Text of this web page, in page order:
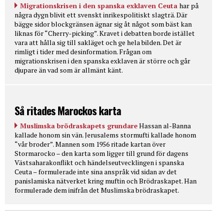
Migrationskrisen i den spanska exklaven Ceuta har på
några dygn blivit ett svenskt inrikespolitiskt slagträ. Där
bägge sidor blockgränsen ägnar sig åt något som bäst kan
liknas för “Cherry-picking”. Kravet i debatten borde istället
vara att hålla sig till sakläget och ge hela bilden. Det är
rimligt i tider med desinformation. Frågan om
migrationskrisen i den spanska exklaven är större och går
djupare än vad som är allmänt känt.
Så ritades Marockos karta
Muslimska brödraskapets grundareHassan al-Banna
kallade honom sin vän. Jerusalems stormufti kallade honom
“vår broder”. Mannen som 1956 ritade kartan över
Stormarocko – den karta som ligger till grund för dagens
Västsaharakonflikt och händelseutvecklingen i spanska
Ceuta – formulerade inte sina anspråk vid sidan av det
panislamiska nätverket kring muftin och Brödraskapet. Han
formulerade dem inifrån det Muslimska brödraskapet.